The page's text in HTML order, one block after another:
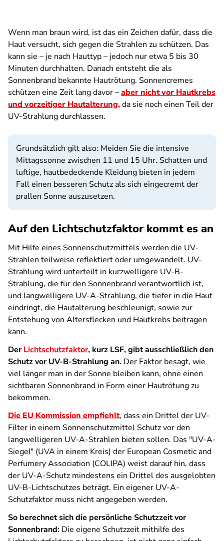
Wenn man braun wird, ist das ein Zeichen dafür, dass die
Haut versucht, sich gegen die Strahlen zu schützen. Das
kann sie – je nach Hauttyp – jedoch nur etwa 5 bis 30
Minuten durchhalten. Danach entsteht die als
Sonnenbrand bekannte Hautrötung. Sonnencremes
schützen eine Zeit lang davor –aber nicht vor Hautkrebs
und vorzeitiger Hautalterung,da sie noch einen Teil der
UV-Strahlung durchlassen.
Grundsätzlich gilt also: Meiden Sie die intensive
Mittagssonne zwischen 11 und 15 Uhr. Schatten und
luftige, hautbedeckende Kleidung bieten in jedem
Fall einen besseren Schutz als sich eingecremt der
prallen Sonne auszusetzen.
Auf den Lichtschutzfaktor kommt es an
Mit Hilfe eines Sonnenschutzmittels werden die UV-
Strahlen teilweise reflektiert oder umgewandelt. UV-
Strahlung wird unterteilt in kurzwelligere UV-B-
Strahlung, die für den Sonnenbrand verantwortlich ist,
und langwelligere UV-A-Strahlung, die tiefer in die Haut
eindringt, die Hautalterung beschleunigt, sowie zur
Entstehung von Altersflecken und Hautkrebs beitragen
kann.
DerLichtschutzfaktor, kurz LSF, gibt ausschließlich den
Schutz vor UV-B-Strahlung an. Der Faktor besagt, wie
viel länger man in der Sonne bleiben kann, ohne einen
sichtbaren Sonnenbrand in Form einer Hautrötung zu
bekommen.
Die EU Kommission empfiehlt, dass ein Drittel der UV-
Filter in einem Sonnenschutzmittel Schutz vor den
langwelligeren UV-A-Strahlen bieten sollen. Das "UV-A-
Siegel" (UVA in einem Kreis) der European Cosmetic and
Perfumery Association (COLIPA) weist darauf hin, dass
der UV-A-Schutz mindestens ein Drittel des ausgelobten
UV-B-Lichtschutzes beträgt. Ein eigener UV-A-
Schutzfaktor muss nicht angegeben werden.
So berechnet sich die persönliche Schutzzeit vor
Sonnenbrand: Die eigene Schutzzeit mithilfe des